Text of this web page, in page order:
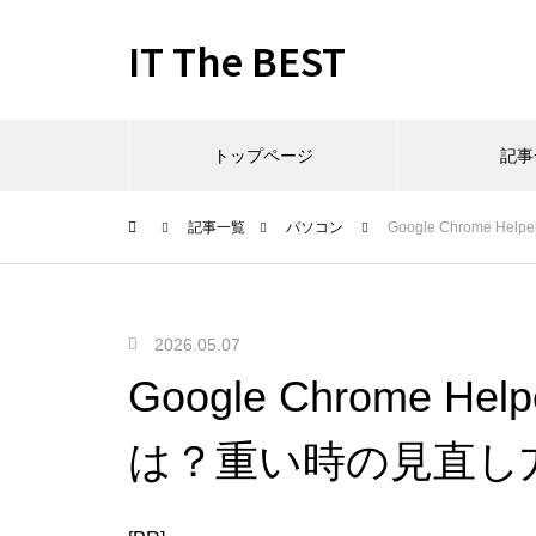
IT The BEST
トップページ 記
記事一覧 パソコン Google Chrome
2026.05.07
Google Chrome
は？重い時の見直し